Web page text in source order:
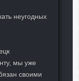
неугодных
мы уже
своими